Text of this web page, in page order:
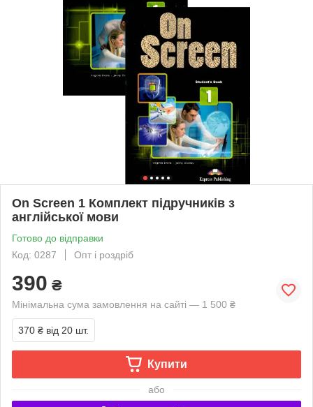
On Screen 1 Комплект підручників з
англійської мови
Готово до відправки
Код: 0287
Опт і роздріб
390 ₴
Мінімальна сума замовлення на сайті — 1 500 ₴
370 ₴ від 20 шт.
Купити
або